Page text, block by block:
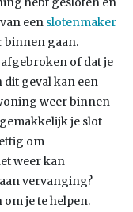
een slotenmaker
binnen gaan.
of dat je
dit geval kan een
weer binnen
je slot
om
weer kan
vervanging?
je te helpen.